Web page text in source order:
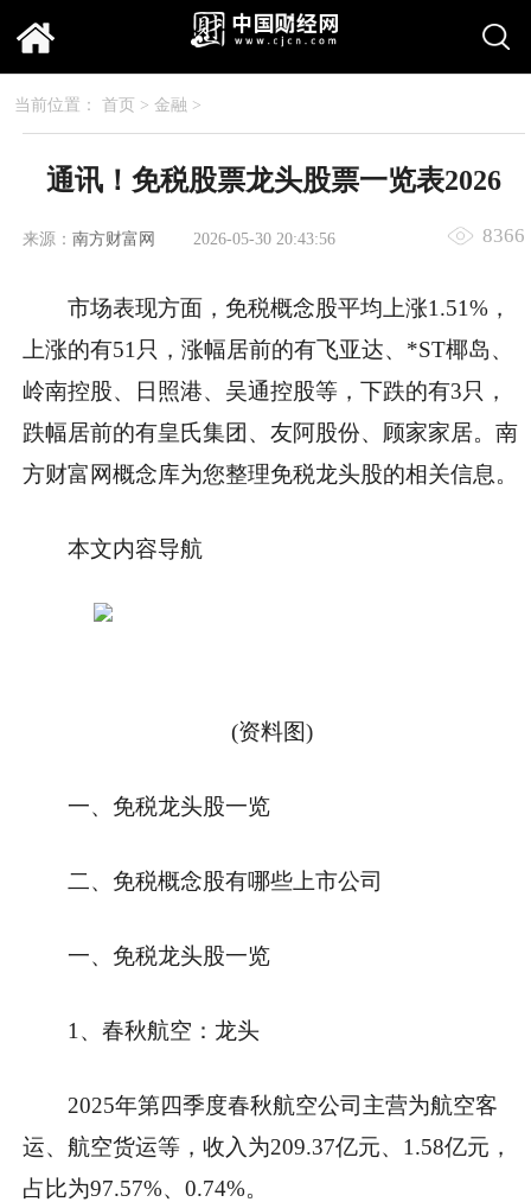
当前位置： 首页 > 金融 >
通讯！免税股票龙头股票一览表2026
来源： 南方财富网 2026-05-30 20:43:56 8366
市场表现方面，免税概念股平均上涨1.51%，
上涨的有51只，涨幅居前的有飞亚达、*ST椰岛、
岭南控股、日照港、吴通控股等，下跌的有3只，
跌幅居前的有皇氏集团、友阿股份、顾家家居。南
方财富网概念库为您整理免税龙头股的相关信息。
本文内容导航
(资料图)
一、免税龙头股一览
二、免税概念股有哪些上市公司
一、免税龙头股一览
1、春秋航空：龙头
2025年第四季度春秋航空公司主营为航空客
运、航空货运等，收入为209.37亿元、1.58亿元，
占比为97.57%、0.74%。